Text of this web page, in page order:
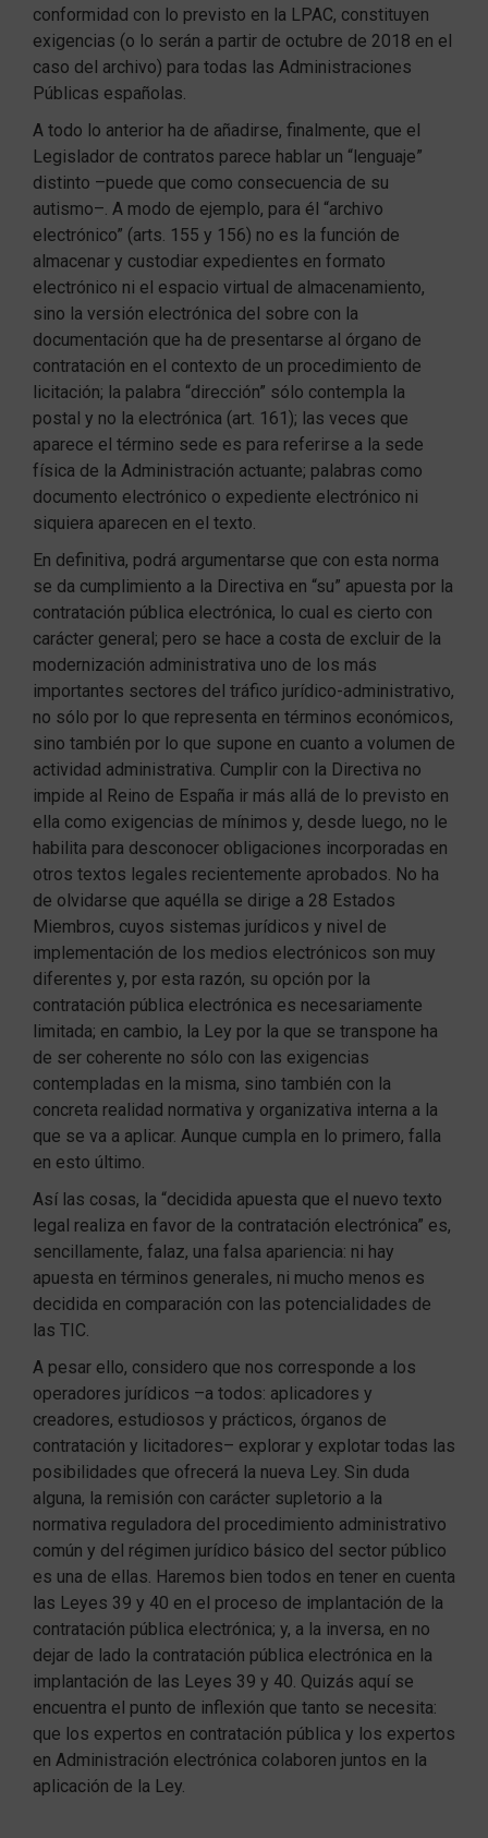
conformidad con lo previsto en la LPAC, constituyen
exigencias (o lo serán a partir de octubre de 2018 en el
caso del archivo) para todas las Administraciones
Públicas españolas.
A todo lo anterior ha de añadirse, finalmente, que el
Legislador de contratos parece hablar un “lenguaje”
distinto –puede que como consecuencia de su
autismo–. A modo de ejemplo, para él “archivo
electrónico” (arts. 155 y 156) no es la función de
almacenar y custodiar expedientes en formato
electrónico ni el espacio virtual de almacenamiento,
sino la versión electrónica del sobre con la
documentación que ha de presentarse al órgano de
contratación en el contexto de un procedimiento de
licitación; la palabra “dirección” sólo contempla la
postal y no la electrónica (art. 161); las veces que
aparece el término sede es para referirse a la sede
física de la Administración actuante; palabras como
documento electrónico o expediente electrónico ni
siquiera aparecen en el texto.
En definitiva, podrá argumentarse que con esta norma
se da cumplimiento a la Directiva en “su” apuesta por la
contratación pública electrónica, lo cual es cierto con
carácter general; pero se hace a costa de excluir de la
modernización administrativa uno de los más
importantes sectores del tráfico jurídico-administrativo,
no sólo por lo que representa en términos económicos,
sino también por lo que supone en cuanto a volumen de
actividad administrativa. Cumplir con la Directiva no
impide al Reino de España ir más allá de lo previsto en
ella como exigencias de mínimos y, desde luego, no le
habilita para desconocer obligaciones incorporadas en
otros textos legales recientemente aprobados. No ha
de olvidarse que aquélla se dirige a 28 Estados
Miembros, cuyos sistemas jurídicos y nivel de
implementación de los medios electrónicos son muy
diferentes y, por esta razón, su opción por la
contratación pública electrónica es necesariamente
limitada; en cambio, la Ley por la que se transpone ha
de ser coherente no sólo con las exigencias
contempladas en la misma, sino también con la
concreta realidad normativa y organizativa interna a la
que se va a aplicar. Aunque cumpla en lo primero, falla
en esto último.
Así las cosas, la “decidida apuesta que el nuevo texto
legal realiza en favor de la contratación electrónica” es,
sencillamente, falaz, una falsa apariencia: ni hay
apuesta en términos generales, ni mucho menos es
decidida en comparación con las potencialidades de
las TIC.
A pesar ello, considero que nos corresponde a los
operadores jurídicos –a todos: aplicadores y
creadores, estudiosos y prácticos, órganos de
contratación y licitadores– explorar y explotar todas las
posibilidades que ofrecerá la nueva Ley. Sin duda
alguna, la remisión con carácter supletorio a la
normativa reguladora del procedimiento administrativo
común y del régimen jurídico básico del sector público
es una de ellas. Haremos bien todos en tener en cuenta
las Leyes 39 y 40 en el proceso de implantación de la
contratación pública electrónica; y, a la inversa, en no
dejar de lado la contratación pública electrónica en la
implantación de las Leyes 39 y 40. Quizás aquí se
encuentra el punto de inflexión que tanto se necesita:
que los expertos en contratación pública y los expertos
en Administración electrónica colaboren juntos en la
aplicación de la Ley.